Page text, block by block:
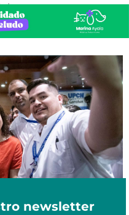
-
país podrán certificar su
newsletter